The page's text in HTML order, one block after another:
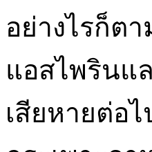
อย่างไรก็ต
แอสไพรินแ
เสียหายต่อ